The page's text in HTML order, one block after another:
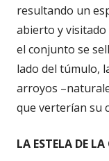
resultando un
abierto y
el conjunto se
lado del túmulo,
arroyos
que verterían su
LA ESTELA DE